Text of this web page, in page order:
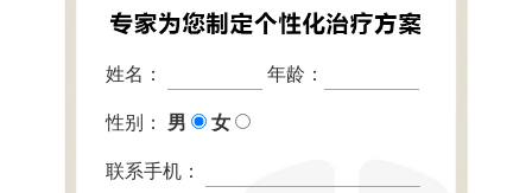
姓名： 年龄：
性别： 男 女
联系手机：